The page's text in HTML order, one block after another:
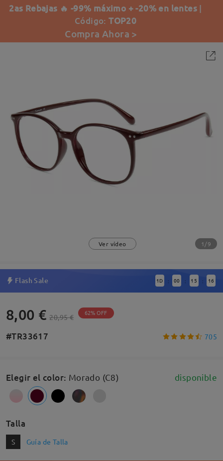
2as Rebajas 🔥 -99% máximo + -20% en lentes |
Código:TOP20
Compra Ahora >
Ver vídeo 1/9
Flash Sale 1 D : 00 : 15 : 15
8,00 € 20,95 € 62% OFF
#TR33617 705
Elegir el color: Morado (C8) disponible
Talla
S Guía de Talla